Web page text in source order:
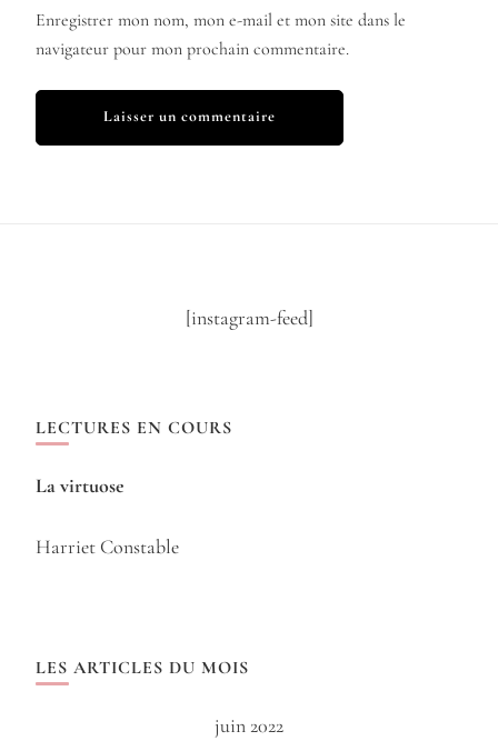
Enregistrer mon nom, mon e-mail et mon site dans le
navigateur pour mon prochain commentaire.
[instagram-feed]
LECTURES EN COURS
La virtuose
Harriet Constable
LES ARTICLES DU MOIS
juin 2022